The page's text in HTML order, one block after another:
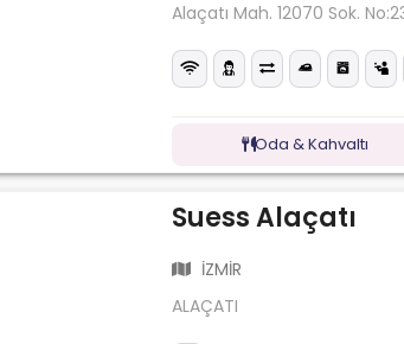
Alaçatı Mah. 12070 Sok.
Oda & Kahvaltı
Suess Alaçatı
İZMİR
ALAÇATI